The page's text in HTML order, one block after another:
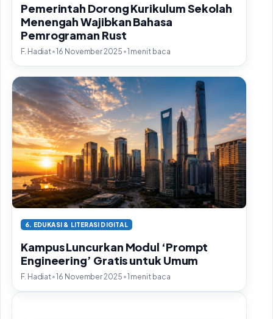
Pemerintah Dorong Kurikulum Sekolah
Menengah Wajibkan Bahasa
Pemrograman Rust
F. Hadiat•16 November 2025 •1 menit baca
6. EDUKASI & LITERASI DIGITAL
Kampus Luncurkan Modul ‘Prompt
Engineering’ Gratis untuk Umum
F. Hadiat•16 November 2025 •1 menit baca